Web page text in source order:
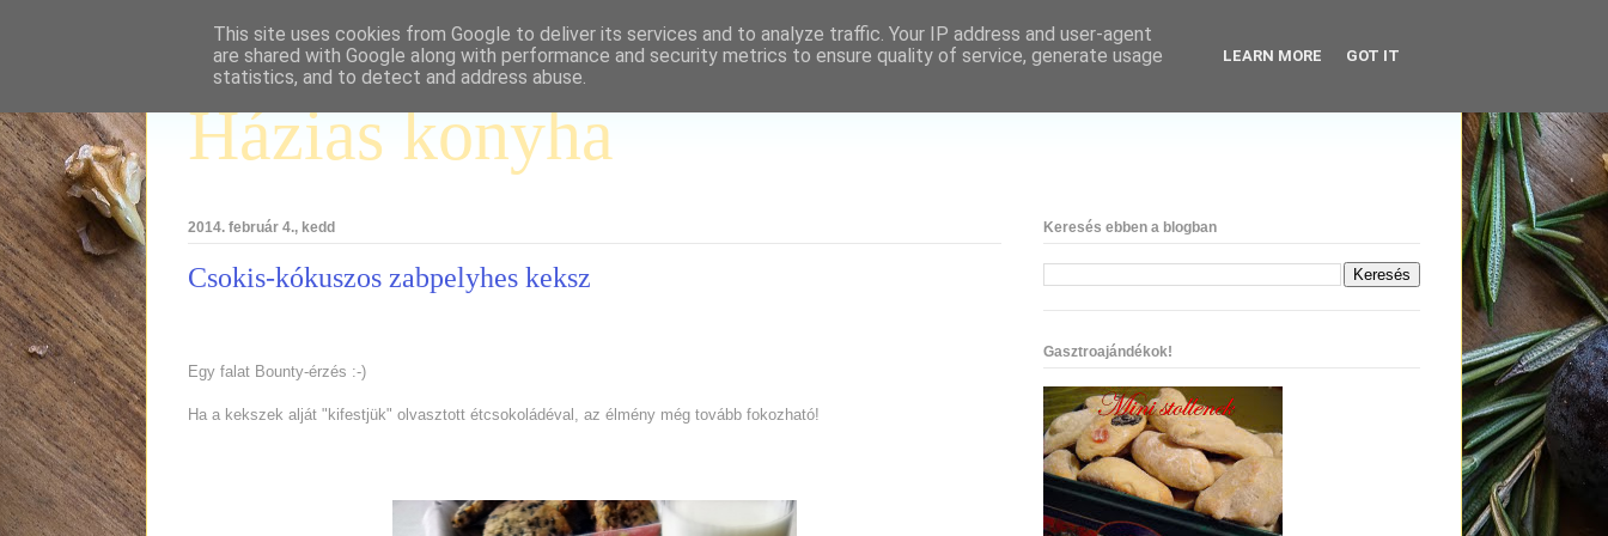
Házias konyha
2014. február 4., kedd
Csokis-kókuszos zabpelyhes keksz
Egy falat Bounty-érzés :-)
Ha a kekszek alját "kifestjük" olvasztott étcsokoládéval, az élmény még tovább fokozható!
Keresés ebben a blogban
Gasztroajándékok!
This site uses cookies from Google to deliver its services and to analyze traffic. Your IP address and user-agent
are shared with Google along with performance and security metrics to ensure quality of service, generate usage
statistics, and to detect and address abuse.
LEARN MORE GOT IT